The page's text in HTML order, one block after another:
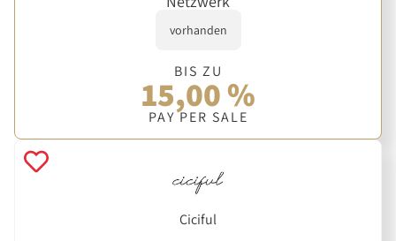
vorhanden
BIS ZU
15,00 %
PAY PER SALE
Ciciful